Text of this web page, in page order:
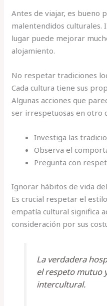
Antes de viajar, es bueno
malentendidos culturales.
lugar puede mejorar
alojamiento.
No respetar tradiciones
Cada cultura tiene sus
Algunas acciones que
ser irrespetuosas en otro
Investiga las
Observa el
Pregunta con
Ignorar hábitos de vida
Es crucial respetar el
empatía cultural significa
consideración por sus
La verdadera
el respeto mutuo
intercultural.